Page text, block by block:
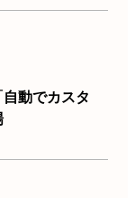
動でカスタ